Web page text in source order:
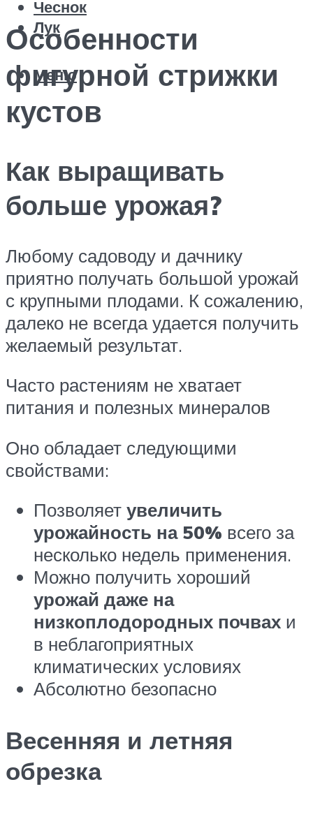
Чеснок
Лук
Меню
Особенности
фигурной стрижки
кустов
Как выращивать
больше урожая?
Любому садоводу и дачнику
приятно получать большой урожай
с крупными плодами. К сожалению,
далеко не всегда удается получить
желаемый результат.
Часто растениям не хватает
питания и полезных минералов
Оно обладает следующими
свойствами:
Позволяет увеличить
урожайность на 50% всего за
несколько недель применения.
Можно получить хороший
урожай даже на
низкоплодородных почвах и
в неблагоприятных
климатических условиях
Абсолютно безопасно
Весенняя и летняя
обрезка